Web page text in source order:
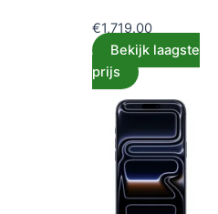
€1,719.00
Bekijk laagste
prijs